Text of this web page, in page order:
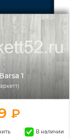
1
₽
В наличии